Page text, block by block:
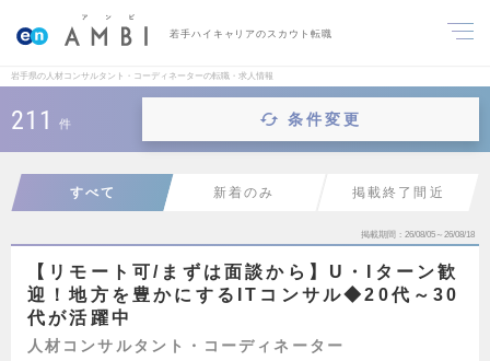
若手ハイキャリアのスカウト転職
岩手県の人材コンサルタント・コーディネーターの転職・求人情報
211 件 条件変更
すべて 新着のみ 掲載終了間近
掲載期間 26/08/05～26/08/18
【リモート可/まずは面談から】U・Iターン歓
迎！地方を豊かにするITコンサル◆20代～30
代が活躍中
人材コンサルタント・コーディネーター